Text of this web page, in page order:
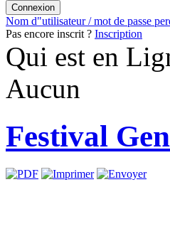
Nom d"utilisateur / mot de passe
Pas encore inscrit ? Inscription
Qui est en
Aucun
Festival